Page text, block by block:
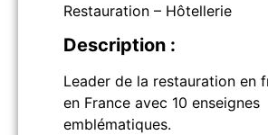
Restauration – Hôtellerie
Description :
Leader de la restauration en
en France avec 10 enseignes
emblématiques.